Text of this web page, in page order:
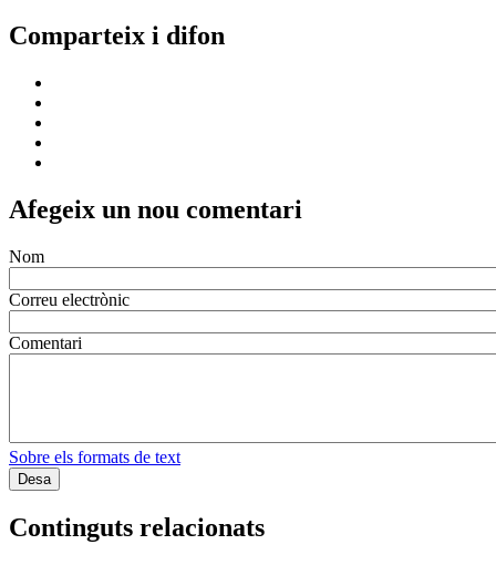
Comparteix i difon
Afegeix un nou comentari
Nom
Correu electrònic
Comentari
Sobre els formats de text
Continguts relacionats